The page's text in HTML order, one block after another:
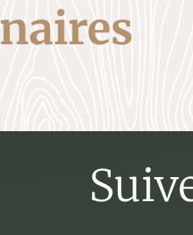
naires